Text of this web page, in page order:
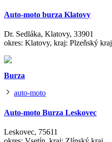
Auto-moto burza Klatovy
Dr. Sedláka, Klatovy, 33901
okres: Klatovy, kraj: Plzeňský kraj
Burza
auto-moto
Auto-moto Burza Leskovec
Leskovec, 75611